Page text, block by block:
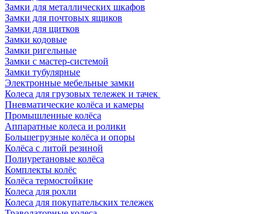
Замки для металлических шкафов
Замки для почтовых ящиков
Замки для щитков
Замки кодовые
Замки ригельные
Замки с мастер-системой
Замки тубулярные
Электронные мебельные замки
Колеса для грузовых тележек и тачек
Пневматические колёса и камеры
Промышленные колёса
Аппаратные колеса и ролики
Большегрузные колёса и опоры
Колёса с литой резиной
Полиуретановые колёса
Комплекты колёс
Колёса термостойкие
Колеса для рохли
Колеса для покупательских тележек